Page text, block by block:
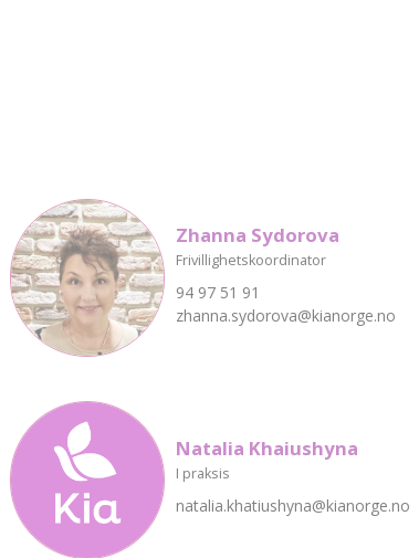
Zhanna Sydorova
Frivillighetskoordinator
94 97 51 91
zhanna.sydorova@kianorge.no
Natalia Khaiushyna
I praksis
natalia.khatiushyna@kianorge.no